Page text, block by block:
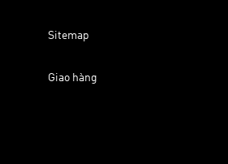
Sitemap
Giao hàng